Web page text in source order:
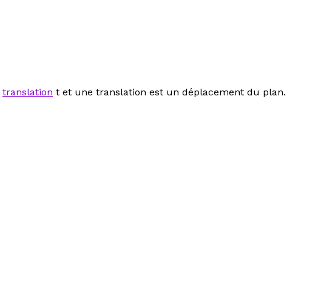
translation t et une translation est un déplacement du plan.